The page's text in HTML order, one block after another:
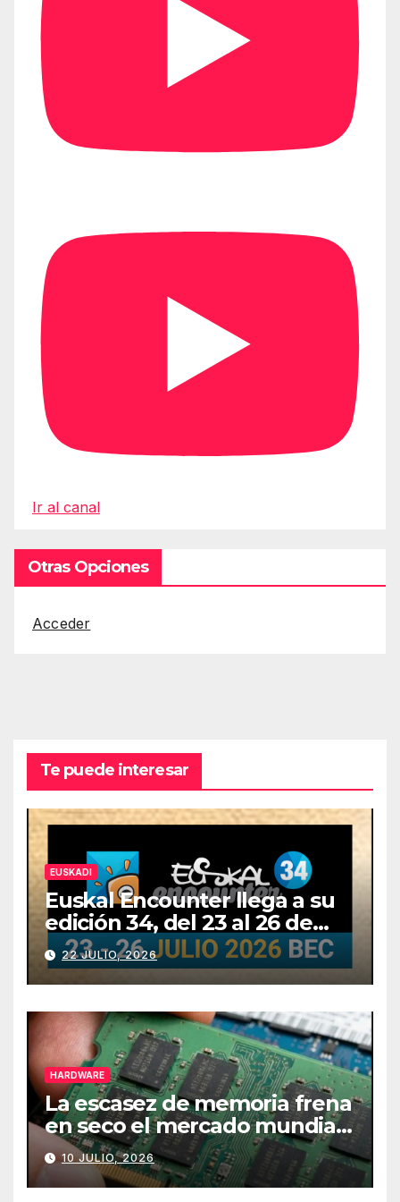
Ir al canal
Otras Opciones
Acceder
Te puede interesar
EUSKADI
Euskal Encounter llega a su
edición 34, del 23 al 26 de
julio
22 JULIO, 2026
HARDWARE
La escasez de memoria frena
en seco el mercado mundial
de PCs
10 JULIO, 2026